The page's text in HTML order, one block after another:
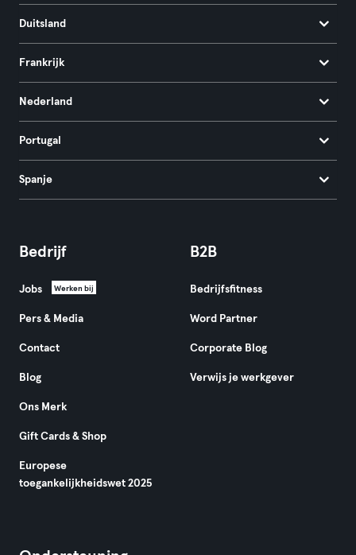
Duitsland
Frankrijk
Nederland
Portugal
Spanje
Bedrijf
Jobs Werken bij
Pers & Media
Contact
Blog
Ons Merk
Gift Cards & Shop
Europese
toegankelijkheidswet 2025
B2B
Bedrijfsfitness
Word Partner
Corporate Blog
Verwijs je werkgever